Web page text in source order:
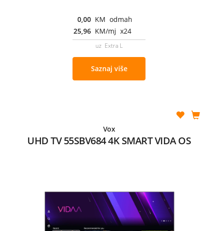
0,00 KM odmah
25,96 KM/mj x24
uz Extra L
Saznaj više
Vox
UHD TV 55SBV684 4K SMART VIDA OS